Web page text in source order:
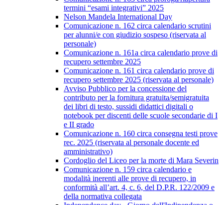
termini “esami integrativi” 2025
Nelson Mandela International Day
Comunicazione n. 162 circa calendario scrutini
per alunni/e con giudizio sospeso (riservata al
personale)
Comunicazione n. 161a circa calendario prove di
recupero settembre 2025
Comunicazione n. 161 circa calendario prove di
recupero settembre 2025 (riservata al personale)
Avviso Pubblico per la concessione del
contributo per la fornitura gratuita/semigratuita
dei libri di testo, sussidi didattici digitali o
notebook per discenti delle scuole secondarie di I
e II grado
Comunicazione n. 160 circa consegna testi prove
rec. 2025 (riservata al personale docente ed
amministrativo)
Cordoglio del Liceo per la morte di Mara Severin
Comunicazione n. 159 circa calendario e
modalità inerenti alle prove di recupero, in
conformità all’art. 4, c. 6, del D.P.R. 122/2009 e
della normativa collegata